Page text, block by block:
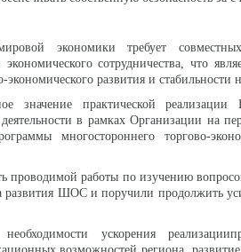
экономики требует
сотрудничества, что
экономического развития и
значение практической
в рамках Организации на
многостороннего торгово-
проводимой работы по изучению
ШОС и поручили продолжить
ускорения